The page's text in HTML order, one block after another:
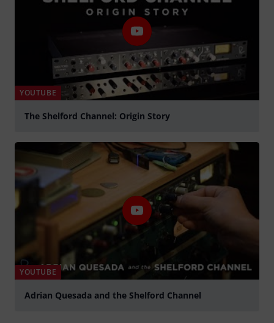
YOUTUBE
The Shelford Channel: Origin Story
YOUTUBE
Adrian Quesada and the Shelford Channel